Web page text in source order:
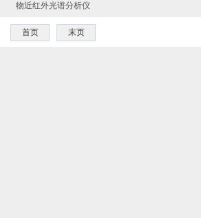
物近红外光谱分析仪
首页 末页